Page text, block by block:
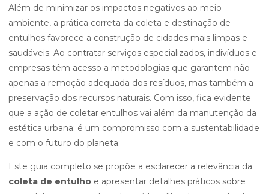
Além de minimizar os impactos negativos ao meio
ambiente, a prática correta da coleta e destinação de
entulhos favorece a construção de cidades mais limpas e
saudáveis. Ao contratar serviços especializados, indivíduos e
empresas têm acesso a metodologias que garantem não
apenas a remoção adequada dos resíduos, mas também a
preservação dos recursos naturais. Com isso, fica evidente
que a ação de coletar entulhos vai além da manutenção da
estética urbana; é um compromisso com a sustentabilidade
e com o futuro do planeta.
Este guia completo se propõe a esclarecer a relevância da
coleta de entulho e apresentar detalhes práticos sobre